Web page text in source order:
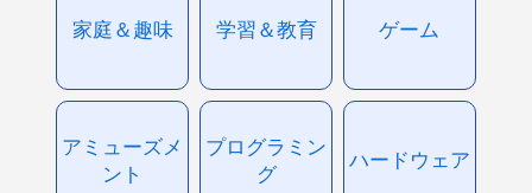
家庭＆趣味 学習＆教育 ゲーム
アミューズメ
ント
プログラミン
グ
ハードウェア